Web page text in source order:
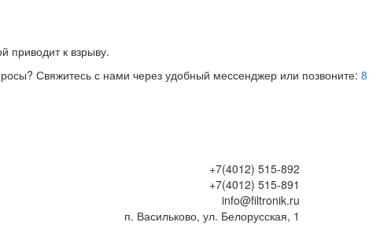
приводит к взрыву.
Свяжитесь с нами через удобный мессенджер или позвоните: 8
+7(4012) 515-892
+7(4012) 515-891
info@filtronik.ru
п. Васильково, ул. Белорусская, 1